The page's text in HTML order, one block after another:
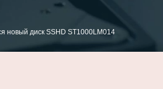
новый диск SSHD ST1000LM014